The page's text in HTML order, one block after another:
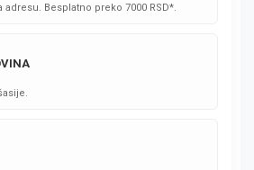
adresu. Besplatno preko 7000 RSD*.